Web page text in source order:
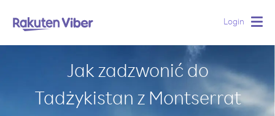
Login
Jak zadzwonić do
Tadżykistan z Montserrat